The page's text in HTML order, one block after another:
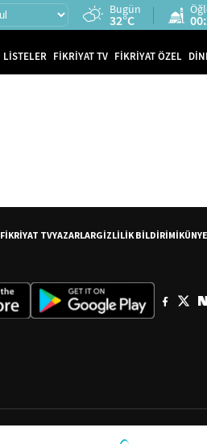
Bugün
32°C
LİSTELER FİKRİYAT TV FİKRİYAT ÖZEL
FİKRİYAT TVYAZARLARGİZLİLİK BİLDİRİMİKÜNYE